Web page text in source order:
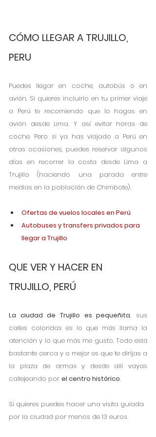
CÓMO LLEGAR A TRUJILLO,
PERU
Puedes llegar en coche, autobús o en
avión. Si quieres incluirlo en tu primer viaje
a Perú te recomiendo que lo hagas en
avión desde Lima. Y así evitar horas de
coche. Pero si ya has viajado a Perú en
otras ocasiones, puedes reservar algunos
días en recorrer la costa desde Lima a
Trujillo (haciendo una parada entre
medias en la población de Chimbote).
Ofertas de vuelos locales en Perú
Autobuses y transfers privados para
llegar a Trujillo
QUE VER Y HACER EN
TRUJILLO, PERÚ
La ciudad de Trujillo es pequeñita, sus
calles coloridas es lo que más llama la
atención y lo que más me gusto. Todo está
bastante cerca y o mejor es que te dirijas a
la plaza de armas y desde allí vayas
callejeando por el centro histórico.
Si quieres puedes hacer una visita guiada
por la ciudad por menos de 13 euros